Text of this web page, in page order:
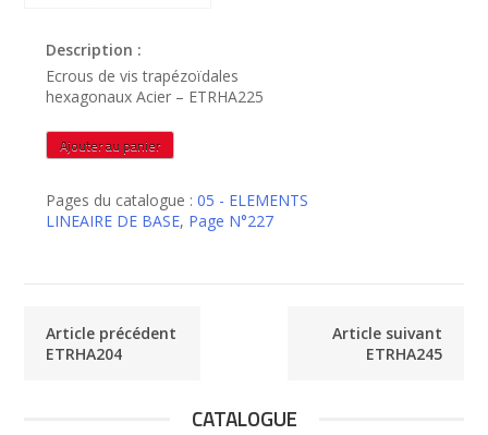
Description :
Ecrous de vis trapézoïdales
hexagonaux Acier – ETRHA225
quantité
de
Ajouter au panier
Pages du catalogue :05 - ELEMENTS
LINEAIRE DE BASE, Page N°227
Article précédent
ETRHA204
Article suivant
ETRHA245
CATALOGUE